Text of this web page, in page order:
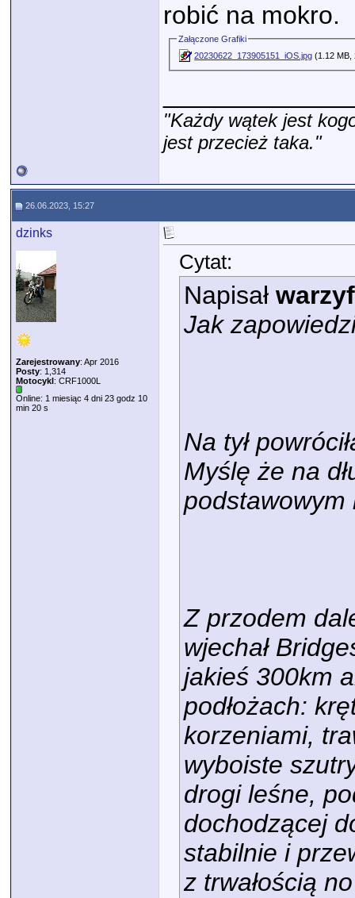
robić na mokro.
Załączone Grafiki
20230622_173905151_iOS.jpg (1.12 MB,
"Każdy wątek jest
jest przecież taka."
26.06.2023, 15:27
dzinks
Zarejestrowany: Apr 2016
Posty: 1,314
Motocykl: CRF1000L
Online: 1 miesiąc 4 dni 23 godz 10
min 20 s
Cytat:
Napisał
Jak
Na tył
Myślę że na
podstawowym
Z przodem
wjechał
jakieś 300km
podłożach:
korzeniami,
wyboiste
drogi leśne,
dochodzącej
stabilnie i
z trwałością